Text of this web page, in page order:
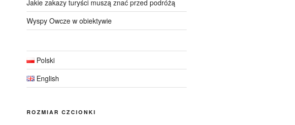
Jakie zakazy turyści muszą znać przed podróżą
Wyspy Owcze w obiektywie
Polski
English
ROZMIAR CZCIONKI